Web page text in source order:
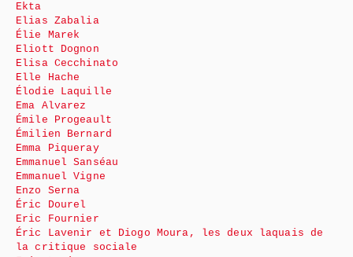
Ekta
Elias Zabalia
Élie Marek
Eliott Dognon
Elisa Cecchinato
Elle Hache
Élodie Laquille
Ema Alvarez
Émile Progeault
Émilien Bernard
Emma Piqueray
Emmanuel Sanséau
Emmanuel Vigne
Enzo Serna
Éric Dourel
Eric Fournier
Éric Lavenir et Diogo Moura, les deux laquais de
la critique sociale